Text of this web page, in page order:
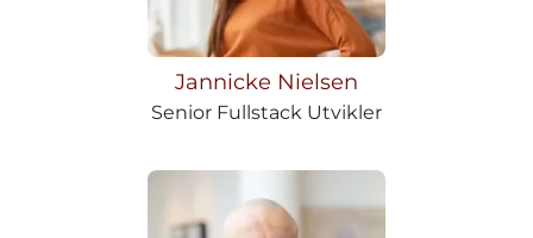
Jannicke Nielsen
Senior Fullstack Utvikler